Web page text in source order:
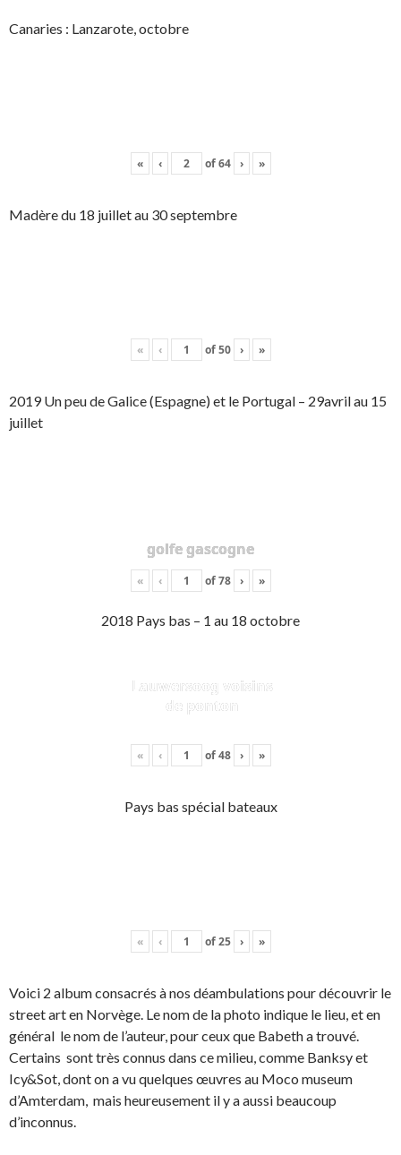
Canaries : Lanzarote, octobre
« ‹ of64 › »
Madère du 18 juillet au 30 septembre
« ‹ of50 › »
2019 Un peu de Galice (Espagne) et le Portugal – 29avril au 15
juillet
golfe gascogne
« ‹ of78 › »
2018 Pays bas – 1 au 18 octobre
Lauwersoog voisins
de ponton
« ‹ of48 › »
Pays bas spécial bateaux
« ‹ of25 › »
Voici 2 album consacrés à nos déambulations pour découvrir le
street art en Norvège. Le nom de la photo indique le lieu, et en
général le nom de l’auteur, pour ceux que Babeth a trouvé.
Certains sont très connus dans ce milieu, comme Banksy et
Icy&Sot, dont on a vu quelques œuvres au Moco museum
d’Amterdam, mais heureusement il y a aussi beaucoup
d’inconnus.